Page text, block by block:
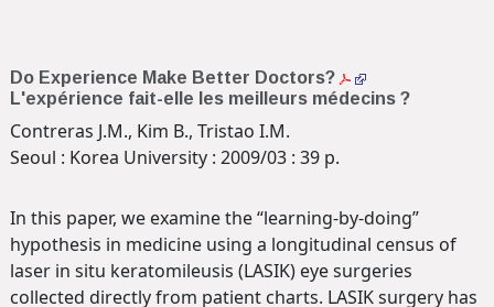
Do Experience Make Better Doctors?
L'expérience fait-elle les meilleurs médecins ?
Contreras J.M., Kim B., Tristao I.M.
Seoul : Korea University : 2009/03 : 39 p.
In this paper, we examine the “learning-by-doing”
hypothesis in medicine using a longitudinal census of
laser in situ keratomileusis (LASIK) eye surgeries
collected directly from patient charts. LASIK surgery has